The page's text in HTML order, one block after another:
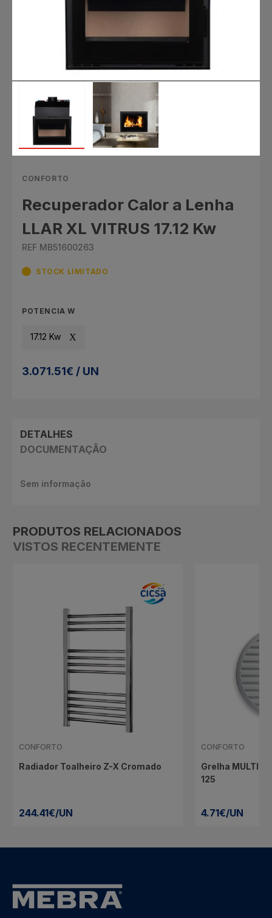
CONFORTO
Recuperador Calor a Lenha
LLAR XL VITRUS 17.12 Kw
REF MB51600263
STOCK LIMITADO
POTENCIA W
17.12 Kw
3.071.51€ / UN
DETALHES
DOCUMENTAÇÃO
Sem informação
PRODUTOS RELACIONADOS
VISTOS RECENTEMENTE
CONFORTO
Radiador Toalheiro Z-X Cromado
244.41€/UN
CONFORTO
Grelha MULTI
125
4.71€/UN